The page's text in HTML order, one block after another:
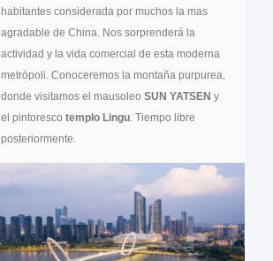
habitantes considerada por muchos la mas
agradable de China. Nos sorprenderá la
actividad y la vida comercial de esta moderna
metrópoli. Conoceremos la montaña purpurea,
donde visitamos el mausoleo SUN YATSEN y
el pintoresco templo Lingu . Tiempo libre
posteriormente.